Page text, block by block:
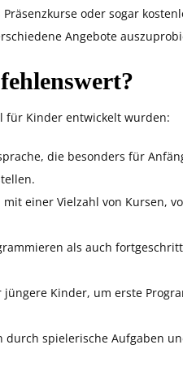
oder sogar
Angebote
für Kinder entwickelt wurden:
die besonders für
einer Vielzahl von Kursen,
als auch
Kinder, um erste
durch spielerische Aufgaben